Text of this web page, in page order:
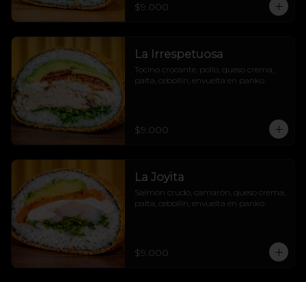
$9.000
La Irrespetuosa
Tocino crocante, pollo, queso crema,
palta, cebollín, envuelta en panko
$9.000
La Joyita
Salmón crudo, camarón, queso crema,
palta, cebollín, envuelta en panko
$9.000